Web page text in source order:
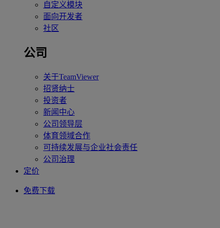
自定义模块
面向开发者
社区
公司
关于TeamViewer
招贤纳士
投资者
新闻中心
公司领导层
体育领域合作
可持续发展与企业社会责任
公司治理
定价
免费下载